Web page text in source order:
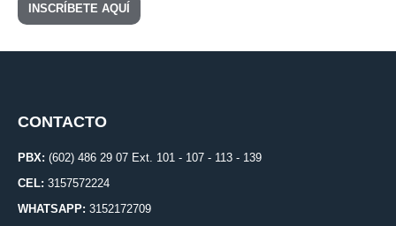
INSCRÍBETE AQUÍ
CONTACTO
PBX: (602) 486 29 07 Ext. 101 - 107 - 113 - 139
CEL: 3157572224
WHATSAPP: 3152172709